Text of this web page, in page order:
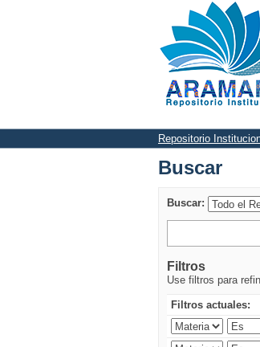
Buscar
Repositorio
Buscar
Buscar:
Filtros
Use filtros para
Filtros actuales: